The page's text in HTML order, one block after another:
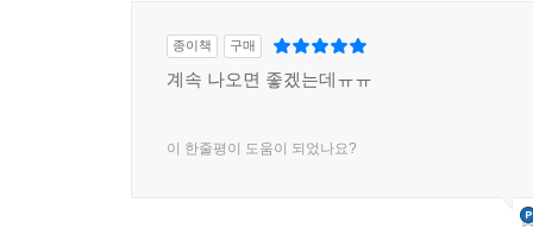
종이책 구매
계속 나오면 좋겠는데ㅠㅠ
이 한줄평이 도움이 되었나요?